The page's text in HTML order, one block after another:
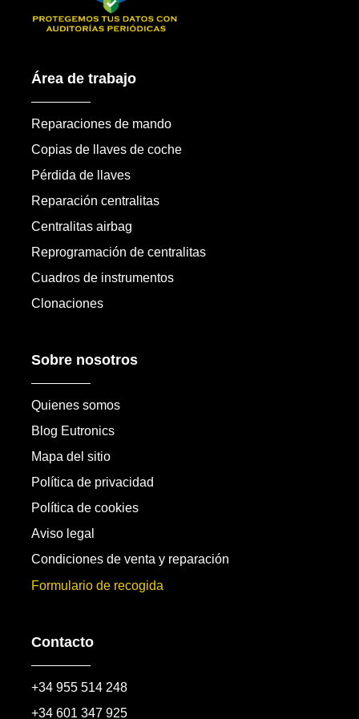
Área de trabajo
Reparaciones de mando
Copias de llaves de coche
Pérdida de llaves
Reparación centralitas
Centralitas airbag
Reprogramación de centralitas
Cuadros de instrumentos
Clonaciones
Sobre nosotros
Quienes somos
Blog Eutronics
Mapa del sitio
Política de privacidad
Política de cookies
Aviso legal
Condiciones de venta y reparación
Formulario de recogida
Contacto
+34 955 514 248
+34 601 347 925